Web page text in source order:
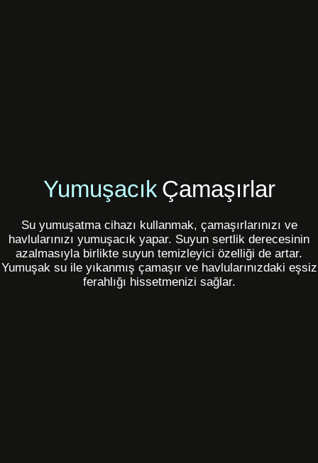
Yumuşacık Çamaşırlar
Su yumuşatma cihazı kullanmak, çamaşırlarınızı ve
havlularınızı yumuşacık yapar. Suyun sertlik derecesinin
azalmasıyla birlikte suyun temizleyici özelliği de artar.
Yumuşak su ile yıkanmış çamaşır ve havlularınızdaki eşsiz
ferahlığı hissetmenizi sağlar.